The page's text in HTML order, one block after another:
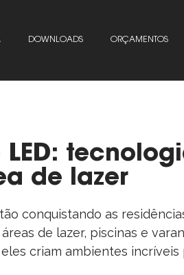
DOWNLOADS ORÇAMENTOS
LED:
de lazer
conquistando as
de lazer, piscinas e
criam ambientes